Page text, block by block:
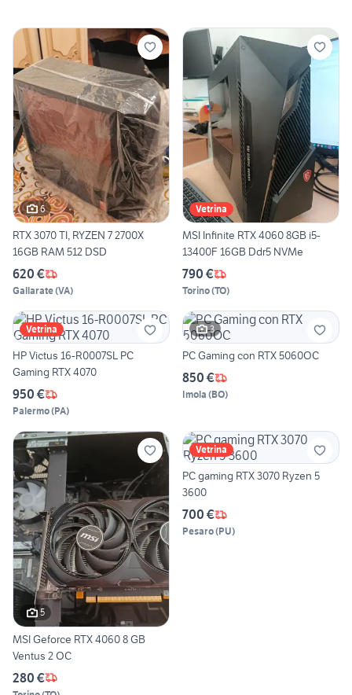
6
RTX 3070 TI, RYZEN 7 2700X
16GB RAM 512 DSD
620 €
Gallarate(VA)
Vetrina
MSI Infinite RTX 4060 8GB i5-
13400F 16GB Ddr5 NVMe
790 €
Torino(TO)
Vetrina
HP Victus 16-R0007SL PC
Gaming RTX 4070
950 €
Palermo(PA)
3
PC Gaming con RTX 5060OC
850 €
Imola (BO)
5
MSI Geforce RTX 4060 8 GB
Ventus 2 OC
280 €
Vetrina
PC gaming RTX 3070 Ryzen 5
3600
700 €
Pesaro(PU)